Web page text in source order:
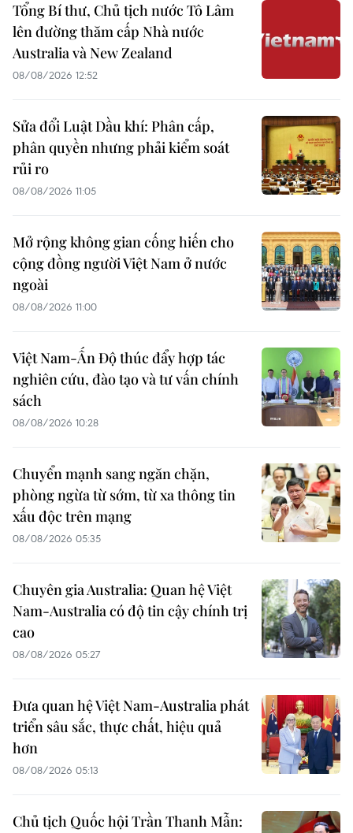
Tổng Bí thư, Chủ tịch nước Tô Lâm
lên đường thăm cấp Nhà nước
Australia và New Zealand
08/08/2026 12:52
Sửa đổi Luật Dầu khí: Phân cấp,
phân quyền nhưng phải kiểm soát
rủi ro
08/08/2026 11:05
Mở rộng không gian cống hiến cho
cộng đồng người Việt Nam ở nước
ngoài
08/08/2026 11:00
Việt Nam-Ấn Độ thúc đẩy hợp tác
nghiên cứu, đào tạo và tư vấn chính
sách
08/08/2026 10:28
Chuyển mạnh sang ngăn chặn,
phòng ngừa từ sớm, từ xa thông tin
xấu độc trên mạng
08/08/2026 05:35
Chuyên gia Australia: Quan hệ Việt
Nam-Australia có độ tin cậy chính trị
cao
08/08/2026 05:27
Đưa quan hệ Việt Nam-Australia phát
triển sâu sắc, thực chất, hiệu quả
hơn
08/08/2026 05:13
Chủ tịch Quốc hội Trần Thanh Mẫn: